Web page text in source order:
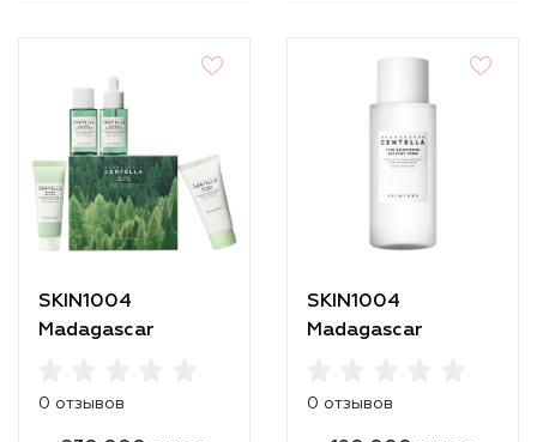
SKIN1004
Madagascar
0 отзывов
SKIN1004
Madagascar
0 отзывов